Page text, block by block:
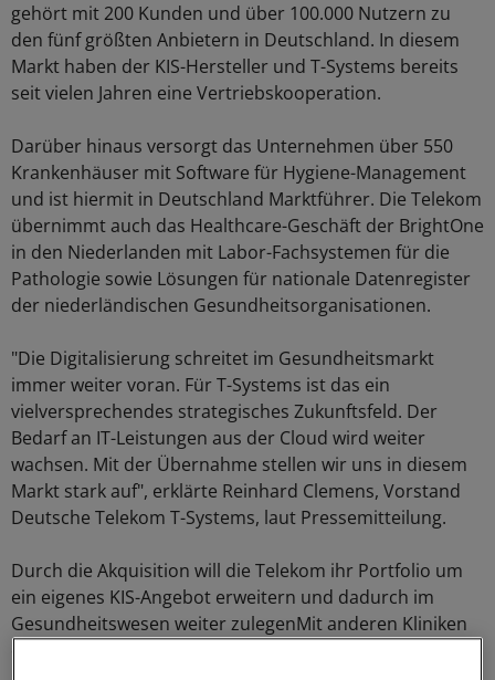
gehört mit 200 Kunden und über 100.000 Nutzern zu
den fünf größten Anbietern in Deutschland. In diesem
Markt haben der KIS-Hersteller und T-Systems bereits
seit vielen Jahren eine Vertriebskooperation.
Darüber hinaus versorgt das Unternehmen über 550
Krankenhäuser mit Software für Hygiene-Management
und ist hiermit in Deutschland Marktführer. Die Telekom
übernimmt auch das Healthcare-Geschäft der BrightOne
in den Niederlanden mit Labor-Fachsystemen für die
Pathologie sowie Lösungen für nationale Datenregister
der niederländischen Gesundheitsorganisationen.
"Die Digitalisierung schreitet im Gesundheitsmarkt
immer weiter voran. Für T-Systems ist das ein
vielversprechendes strategisches Zukunftsfeld. Der
Bedarf an IT-Leistungen aus der Cloud wird weiter
wachsen. Mit der Übernahme stellen wir uns in diesem
Markt stark auf", erklärte Reinhard Clemens, Vorstand
Deutsche Telekom T-Systems, laut Pressemitteilung.
Durch die Akquisition will die Telekom ihr Portfolio um
ein eigenes KIS-Angebot erweitern und dadurch im
Gesundheitswesen weiter zulegenMit anderen Kliniken